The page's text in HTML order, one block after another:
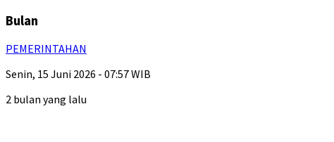
Bulan
PEMERINTAHAN
Senin, 15 Juni 2026 - 07:57 WIB
2 bulan yang lalu